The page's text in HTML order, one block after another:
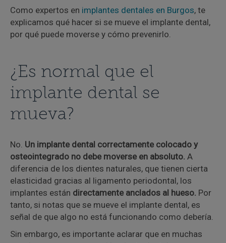
Como expertos en implantes dentales en Burgos, te
explicamos qué hacer si se mueve el implante dental,
por qué puede moverse y cómo prevenirlo.
¿Es normal que el
implante dental se
mueva?
No. Un implante dental correctamente colocado y
osteointegrado no debe moverse en absoluto. A
diferencia de los dientes naturales, que tienen cierta
elasticidad gracias al ligamento periodontal, los
implantes están directamente anclados al hueso. Por
tanto, si notas que se mueve el implante dental, es
señal de que algo no está funcionando como debería.
Sin embargo, es importante aclarar que en muchas